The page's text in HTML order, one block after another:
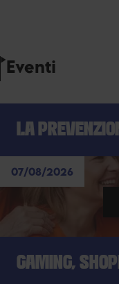
Eventi
LA
07/08/2026
GAMING,